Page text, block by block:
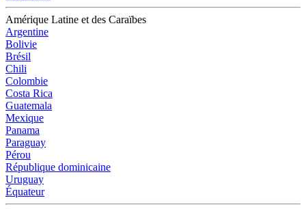
Amérique Latine et des Caraïbes
Argentine
Bolivie
Brésil
Chili
Colombie
Costa Rica
Guatemala
Mexique
Panama
Paraguay
Pérou
République dominicaine
Uruguay
Équateur